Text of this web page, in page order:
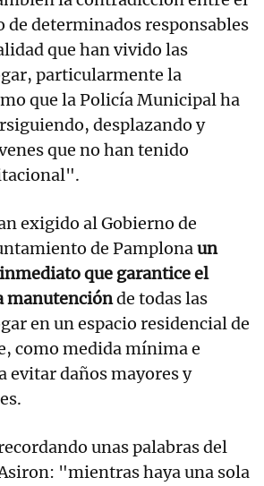
de determinados responsables
que han vivido las
particularmente la
que la Policía Municipal ha
desplazando y
que no han tenido
exigido al Gobierno de
de Pamplonaun
que garantice el
manutenciónde todas las
en un espacio residencial de
como medida mínima e
evitar daños mayores y
unas palabras del
"mientras haya una sola